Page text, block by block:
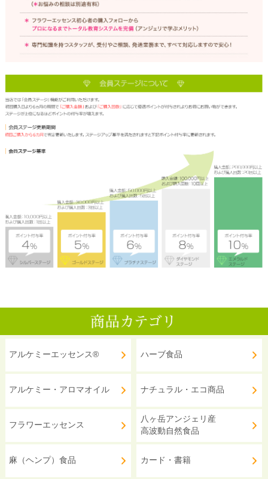
アルケミーエッセンス®
アルケミー・アロマオイル
フラワーエッセンス
麻（ヘンプ）食品
ハーブ食品
ナチュラル・エコ商品
八ヶ岳アンジェリ産
高波動自然食品
カード・書籍